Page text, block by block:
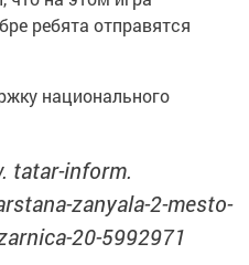
ребята отправятся
национального
tatar-inform.
zanyala-2-mesto-
20-5992971